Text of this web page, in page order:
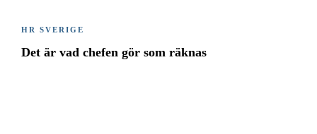
HR SVERIGE
Det är vad chefen gör som räknas